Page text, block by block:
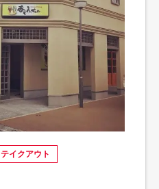
テイクアウト